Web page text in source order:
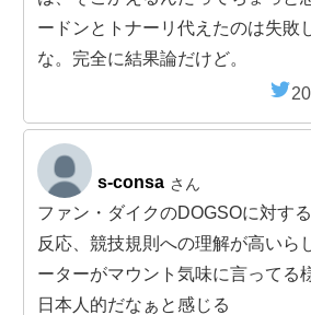
ードンとトナーリ代えたのは失敗
な。完全に結果論だけど。
s-consa さん
ファン・ダイクのDOGSOに対す
反応、競技規則への理解が高いら
ーターがマウント気味に言ってる
日本人的だなぁと感じる